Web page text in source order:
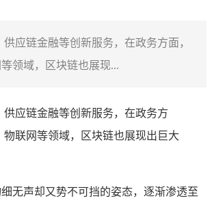
应链金融等创新服务，在政务方面，
领域，区块链也展现...
应链金融等创新服务，在政务方
联网等领域，区块链也展现出巨大
无声却又势不可挡的姿态，逐渐渗透至